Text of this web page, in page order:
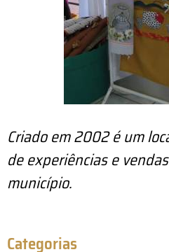
Criado em 2002 é um
de experiências e
município.
Categorias